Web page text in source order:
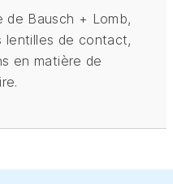
de Bausch + Lomb,
lentilles de contact,
en matière de